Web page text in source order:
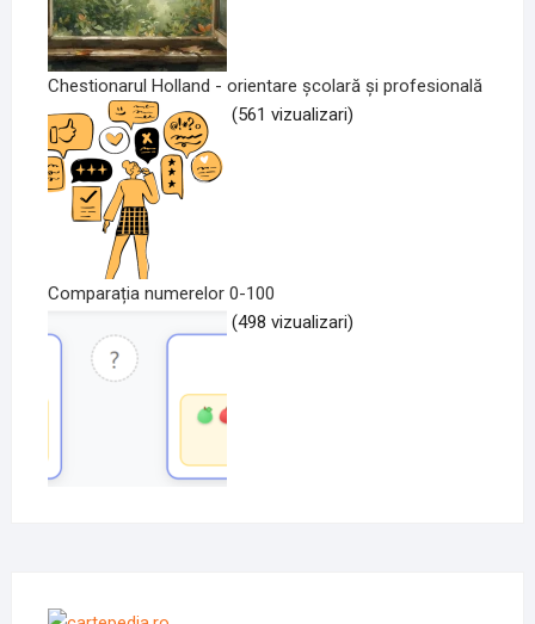
Chestionarul Holland - orientare școlară și profesională
(561 vizualizari)
Comparația numerelor 0-100
(498 vizualizari)